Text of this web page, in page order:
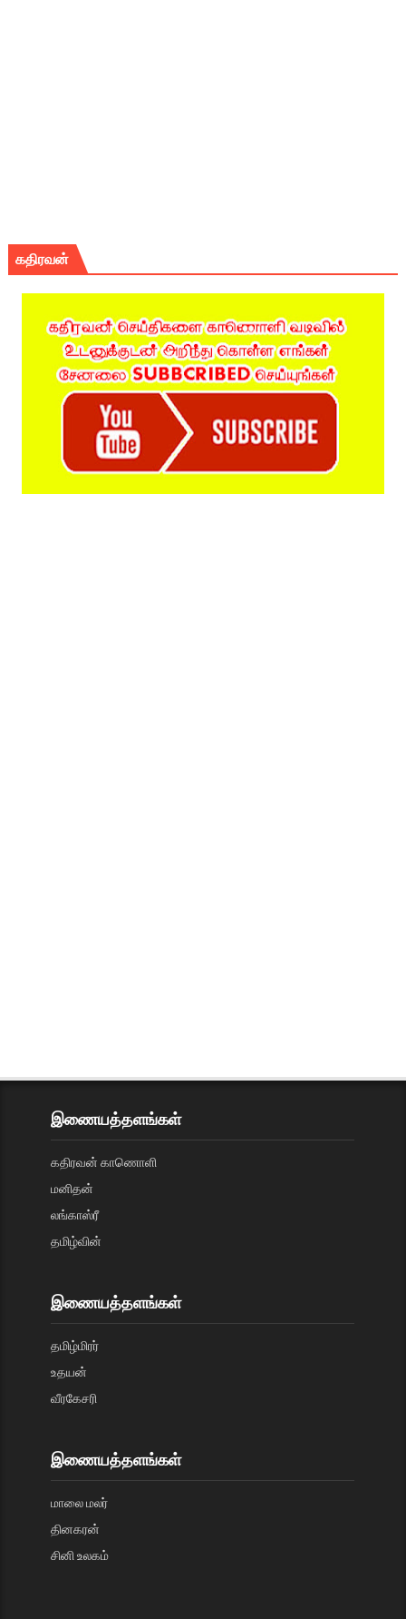
கதிரவன்
இணையத்தளங்கள்
கதிரவன் காணொளி
மனிதன்
லங்காஸ்ரீ
தமிழ்வின்
இணையத்தளங்கள்
தமிழ்மிரர்
உதயன்
வீரகேசரி
இணையத்தளங்கள்
மாலை மலர்
தினகரன்
சினி உலகம்